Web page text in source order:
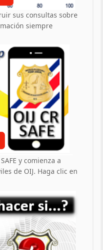
sus consultas sobre
siempre
y comienza a
de OIJ. Haga clic en